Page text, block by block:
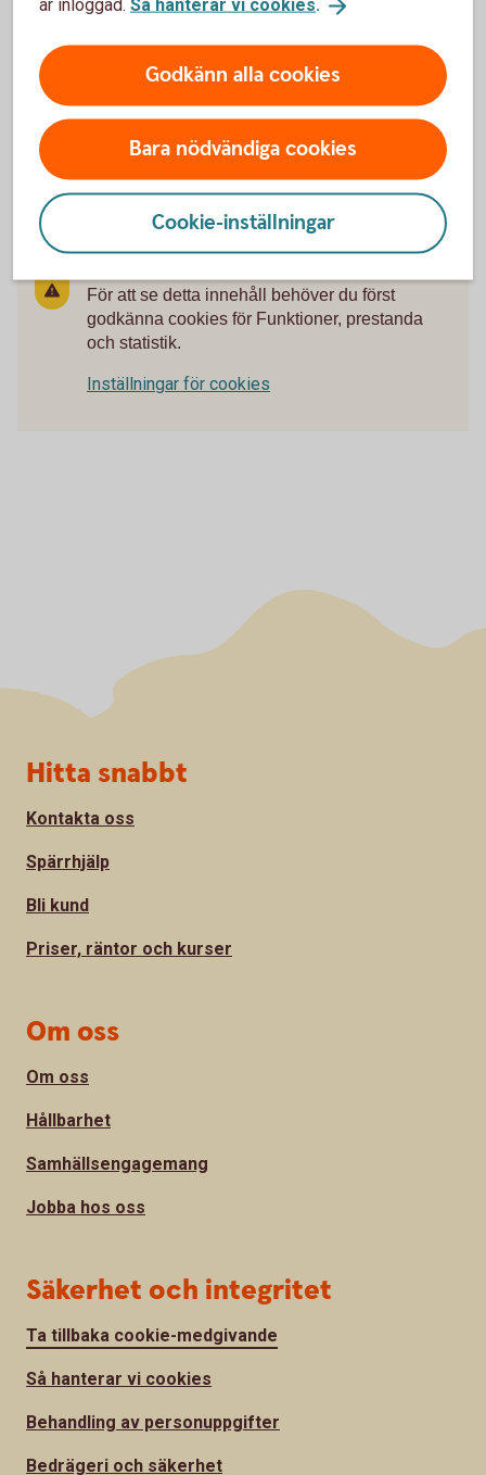
Mastercard reseförsäkring
Köpförsäkringar
Betalningsskydd betal- och kreditkort
För att se detta innehåll behöver du först
godkänna cookies för Funktioner, prestanda
och statistik.
Inställningar för cookies
är inloggad. Så hanterar vi cookies.
Godkänn alla cookies
Bara nödvändiga cookies
Cookie-inställningar
Sidfot
Hitta snabbt
Kontakta oss
Spärrhjälp
Bli kund
Priser, räntor och kurser
Om oss
Om oss
Hållbarhet
Samhällsengagemang
Jobba hos oss
Säkerhet och integritet
Ta tillbaka cookie-medgivande
Så hanterar vi cookies
Behandling av personuppgifter
Bedrägeri och säkerhet